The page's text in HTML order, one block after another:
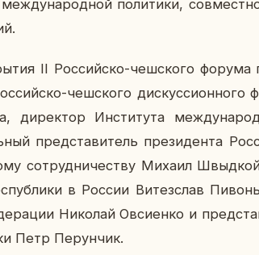
по­ли­ти­ки,
II Рос­сий­ско-чеш­ско­го форума
чеш­ско­го дис­кус­си­он­но­го
ди­рек­тор Ин­сти­ту­та
пред­ста­ви­тель пре­зи­ден­та
со­труд­ни­че­ству Михаил
в России Ви­тез­слав
Ни­ко­лай Ов­си­ен­ко и
Петр Пе­рун­чик.